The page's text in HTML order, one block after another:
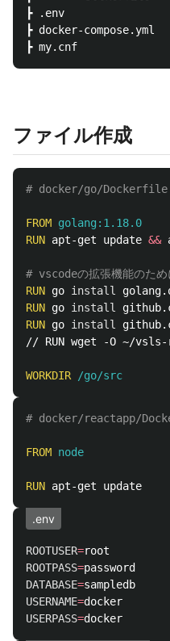
┣ .env
┣ docker-compose.yml
ファイル作成
# docker/go/Dockerfile
FROM golang:1.18.0
RUN apt-get update &&
# vscodeの拡張機能のため
RUN go install
RUN go install
RUN go install
// RUN wget -O ~/
WORKDIR /go/src
# docker/reactapp/
FROM node
RUN
.env
ROOTUSER=
ROOTPASS=
DATABASE=
USERNAME=
USERPASS=